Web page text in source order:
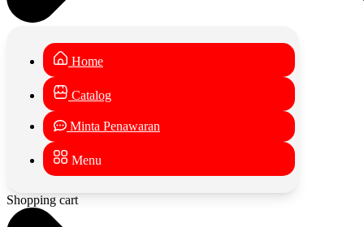
Home
Catalog
Minta Penawaran
Menu
Shopping cart